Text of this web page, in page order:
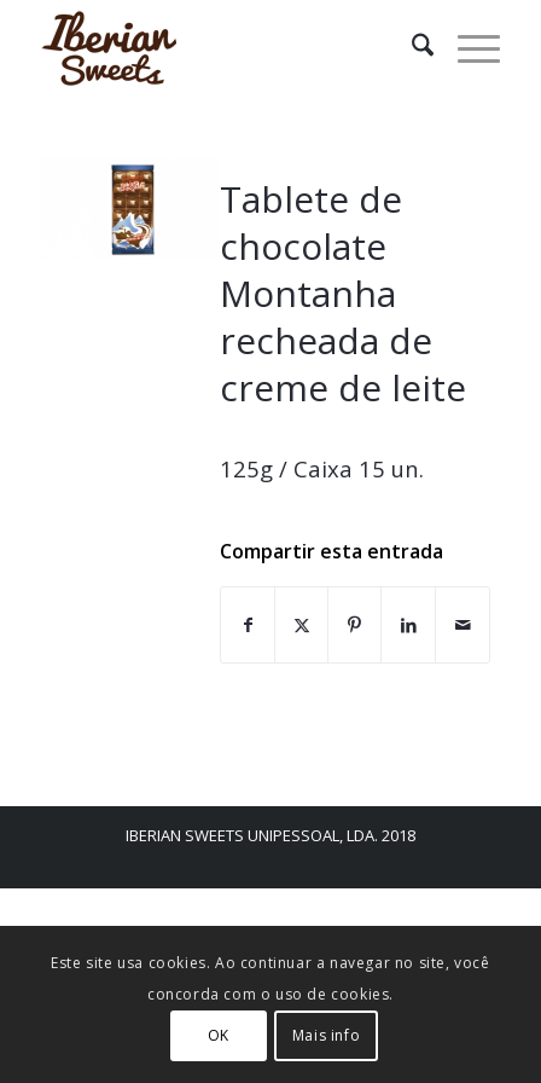
Tablete de
chocolate
Montanha
recheada de
creme de leite
125g / Caixa 15 un.
Compartir esta entrada
IBERIAN SWEETS UNIPESSOAL, LDA. 2018
Este site usa cookies. Ao continuar a navegar no site, você
concorda com o uso de cookies.
OK Mais info